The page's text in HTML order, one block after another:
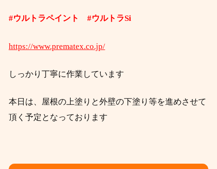
#ウルトラペイント #ウルトラSi
https://www.prematex.co.jp/
しっかり丁寧に作業しています
本日は、屋根の上塗りと外壁の下塗り等を進めさせて
頂く予定となっております